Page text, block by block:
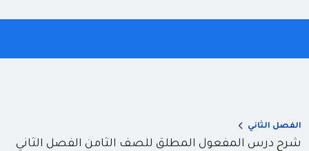
الفصل الثاني
شرح درس المفعول المطلق للصف الثامن الفصل الثاني